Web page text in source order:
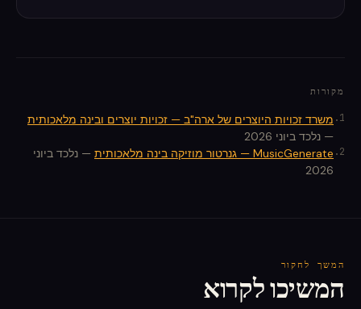
מקורות
1
. משרד זכויות היוצרים של ארה"ב — זכויות יוצרים ובינה מלאכותית
— נלכד ביוני 2026
2
. MusicGenerate — גנרטור מוזיקה בינה מלאכותית — נלכד ביוני
2026
המשך לחקור
המשיכו לקרוא